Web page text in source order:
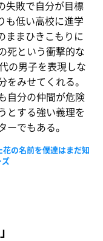
失敗で自分が目標
も低い高校に進学
ままひきこもりに
死という衝撃的な
の男子を表現しな
みせてくれる。
自分の仲間が危険
とする強い義理を
でもある。
の名前を僕達はまだ知